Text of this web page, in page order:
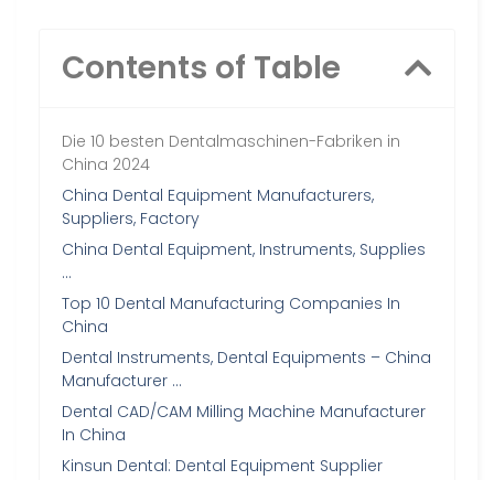
Contents of Table
Die 10 besten Dentalmaschinen-Fabriken in
China 2024
China Dental Equipment Manufacturers,
Suppliers, Factory
China Dental Equipment, Instruments, Supplies
…
Top 10 Dental Manufacturing Companies In
China
Dental Instruments, Dental Equipments – China
Manufacturer …
Dental CAD/CAM Milling Machine Manufacturer
In China
Kinsun Dental: Dental Equipment Supplier